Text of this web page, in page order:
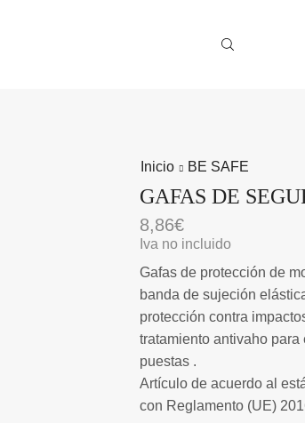
Inicio BE SAFE
GAFAS DE
8,86€
Iva no incluido
Gafas de protección de
banda de sujeción
protección contra
tratamiento antivaho
puestas .
Artículo de acuerdo al
con Reglamento (UE)